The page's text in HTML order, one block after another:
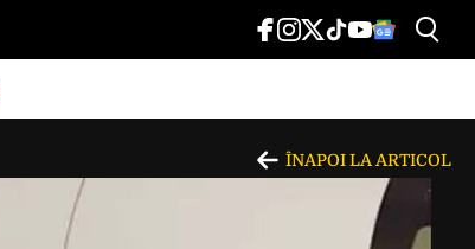
ÎNAPOI LA ARTICOL